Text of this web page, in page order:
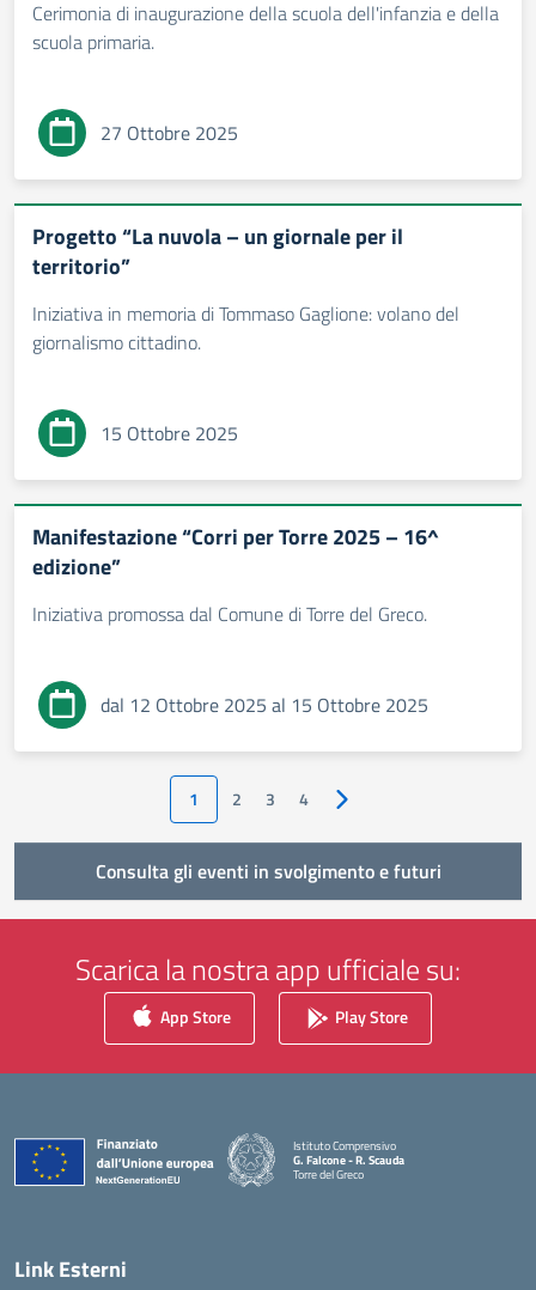
Cerimonia di inaugurazione della scuola dell'infanzia e della
scuola primaria.
27 Ottobre 2025
Progetto “La nuvola – un giornale per il
territorio”
Iniziativa in memoria di Tommaso Gaglione: volano del
giornalismo cittadino.
15 Ottobre 2025
Manifestazione “Corri per Torre 2025 – 16^
edizione”
Iniziativa promossa dal Comune di Torre del Greco.
dal 12 Ottobre 2025 al 15 Ottobre 2025
1 2 3 4 Pagina successiva
Consulta gli eventi in svolgimento e futuri
Scarica la nostra app ufficiale su:
App Store Play Store
Istituto Comprensivo
G. Falcone - R. Scauda
Torre del Greco
Link Esterni